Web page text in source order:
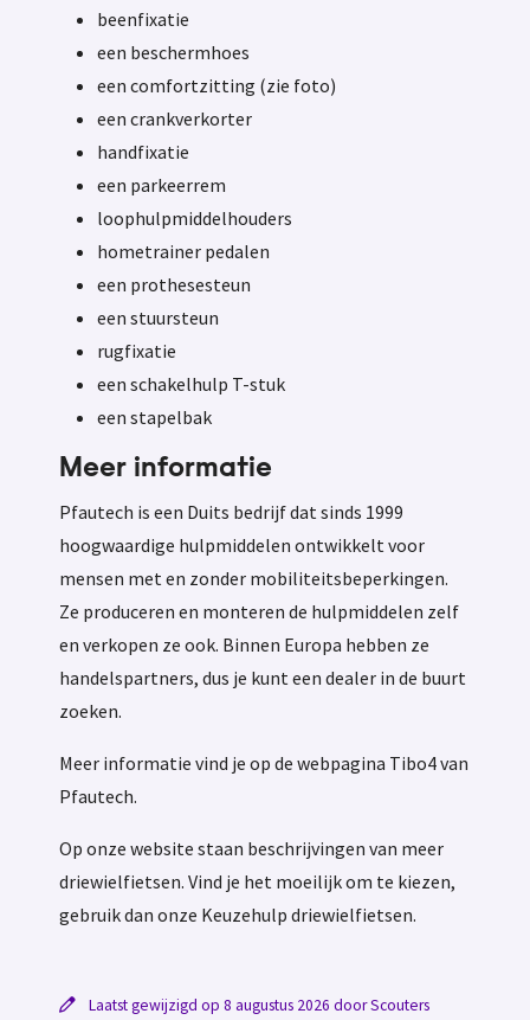
beenfixatie
een beschermhoes
een comfortzitting (zie foto)
een crankverkorter
handfixatie
een parkeerrem
loophulpmiddelhouders
hometrainer pedalen
een prothesesteun
een stuursteun
rugfixatie
een schakelhulp T-stuk
een stapelbak
Meer informatie
Pfautech is een Duits bedrijf dat sinds 1999
hoogwaardige hulpmiddelen ontwikkelt voor
mensen met en zonder mobiliteitsbeperkingen.
Ze produceren en monteren de hulpmiddelen zelf
en verkopen ze ook. Binnen Europa hebben ze
handelspartners, dus je kunt een dealer in de buurt
zoeken.
Meer informatie vind je op de webpagina Tibo4 van
Pfautech.
Op onze website staan beschrijvingen van meer
driewielfietsen. Vind je het moeilijk om te kiezen,
gebruik dan onze Keuzehulp driewielfietsen.
Laatst gewijzigd op 8 augustus 2026 door Scouters